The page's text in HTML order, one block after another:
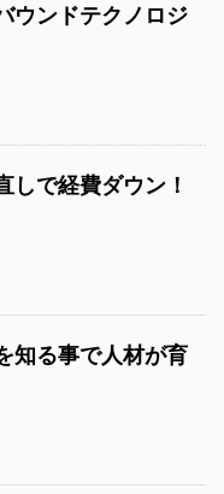
ンドテクノロジ
しで経費ダウン！
知る事で人材が育